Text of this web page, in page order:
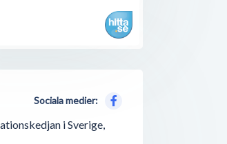
Sociala medier:
i Sverige,